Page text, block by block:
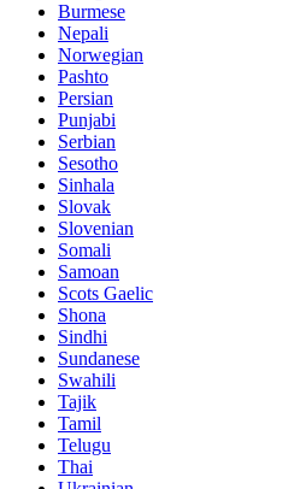
Burmese
Nepali
Norwegian
Pashto
Persian
Punjabi
Serbian
Sesotho
Sinhala
Slovak
Slovenian
Somali
Samoan
Scots Gaelic
Shona
Sindhi
Sundanese
Swahili
Tajik
Tamil
Telugu
Thai